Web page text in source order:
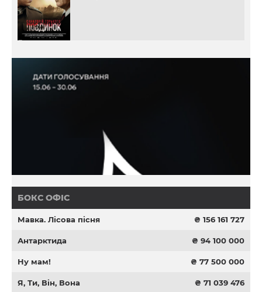
БОКС ОФІС
Мавка. Лісова пісня ₴ 156 161 727
Антарктида ₴ 94 100 000
Ну мам! ₴ 77 500 000
Я, Ти, Він, Вона ₴ 71 039 476